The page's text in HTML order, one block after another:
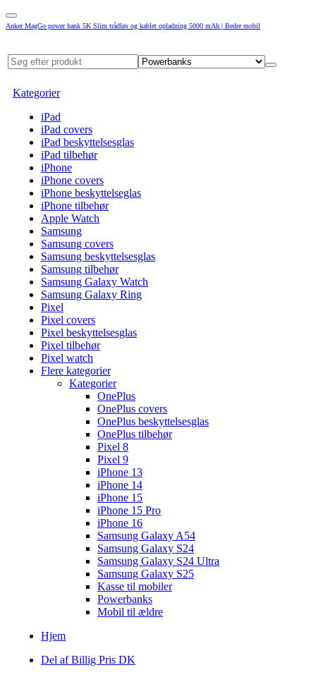
Anker MagGo power bank 5K Slim trådløs og kablet opladning 5000 mAh | Bedre mobil
Kategorier
iPad
iPad covers
iPad beskyttelsesglas
iPad tilbehør
iPhone
iPhone covers
iPhone beskyttelseglas
iPhone tilbehør
Apple Watch
Samsung
Samsung covers
Samsung beskyttelsesglas
Samsung tilbehør
Samsung Galaxy Watch
Samsung Galaxy Ring
Pixel
Pixel covers
Pixel beskyttelsesglas
Pixel tilbehør
Pixel watch
Flere kategorier
Kategorier
OnePlus
OnePlus covers
OnePlus beskyttelsesglas
OnePlus tilbehør
Pixel 8
Pixel 9
iPhone 13
iPhone 14
iPhone 15
iPhone 15 Pro
iPhone 16
Samsung Galaxy A54
Samsung Galaxy S24
Samsung Galaxy S24 Ultra
Samsung Galaxy S25
Kasse til mobiler
Powerbanks
Mobil til ældre
Hjem
Del af Billig Pris DK